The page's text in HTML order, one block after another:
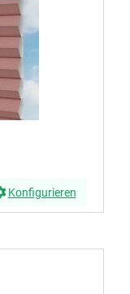
Konfigurieren